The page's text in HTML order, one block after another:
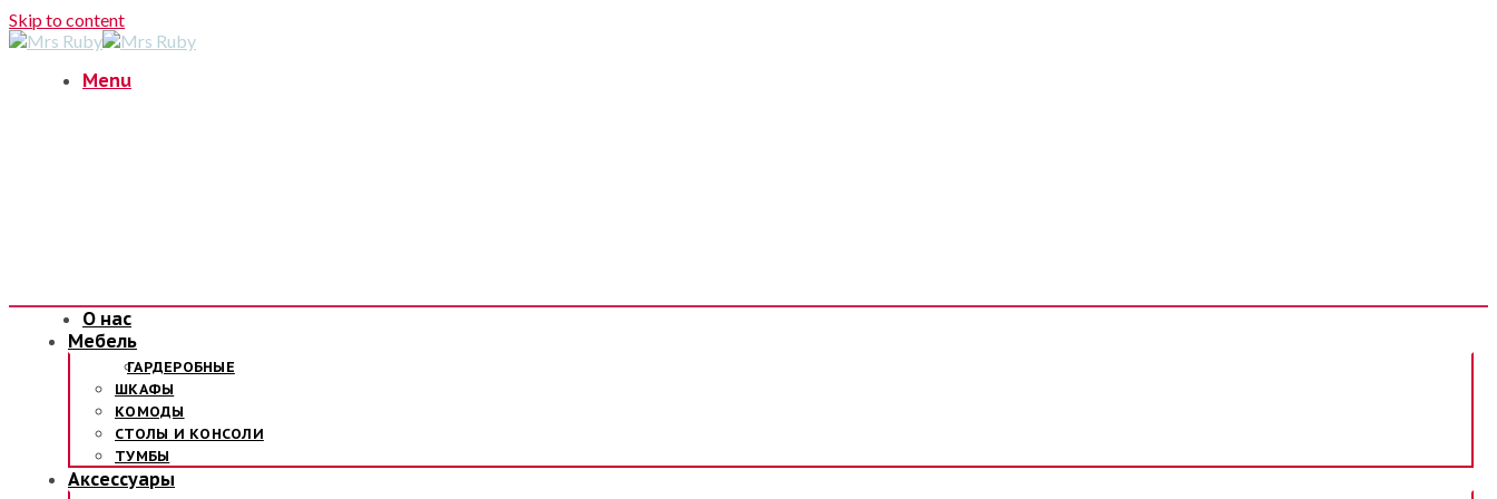
Skip to content
Menu
О нас
Мебель
ГАРДЕРОБНЫЕ
ШКАФЫ
КОМОДЫ
СТОЛЫ И КОНСОЛИ
ТУМБЫ
Аксессуары